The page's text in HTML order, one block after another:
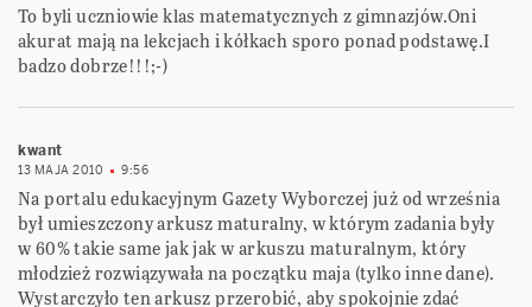
To byli uczniowie klas matematycznych z gimnazjów.Oni
akurat mają na lekcjach i kółkach sporo ponad podstawę.I
badzo dobrze!!!;-)
kwant
13 MAJA 2010 9:56
Na portalu edukacyjnym Gazety Wyborczej już od września
był umieszczony arkusz maturalny, w którym zadania były
w 60% takie same jak jak w arkuszu maturalnym, który
młodzież rozwiązywała na początku maja (tylko inne dane).
Wystarczyło ten arkusz przerobić, aby spokojnie zdać